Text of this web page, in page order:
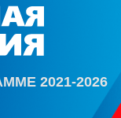
2021-2026